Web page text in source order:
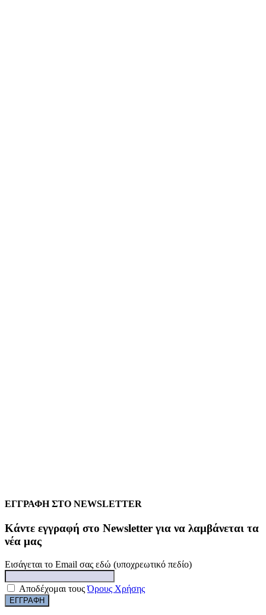
ΕΓΓΡΑΦΗ ΣΤΟ NEWSLETTER
Kάντε εγγραφή στο Newsletter για να λαμβάνεται τα
νέα μας
Εισάγεται το Email σας εδώ (υποχρεωτικό πεδίο)
Αποδέχομαι τουςΌρους Χρήσης